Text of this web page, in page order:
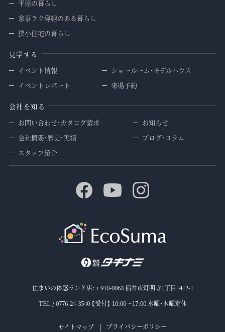
平屋の暮らし
家事ラク導線のある暮らし
狭小住宅の暮らし
見学する
イベント情報
イベントレポート
ショールーム・モデルハウス
来場予約
会社を知る
お問い合わせ・カタログ請求
会社概要・歴史・実績
スタッフ紹介
お知らせ
ブログ・コラム
住まいの体感ランド店:〒910-0063 福井市灯明寺1丁目1412-1
TEL / 0776-24-3540 【受付】 10:00～17:00 水曜・木曜定休
サイトマップ プライバシーポリシー